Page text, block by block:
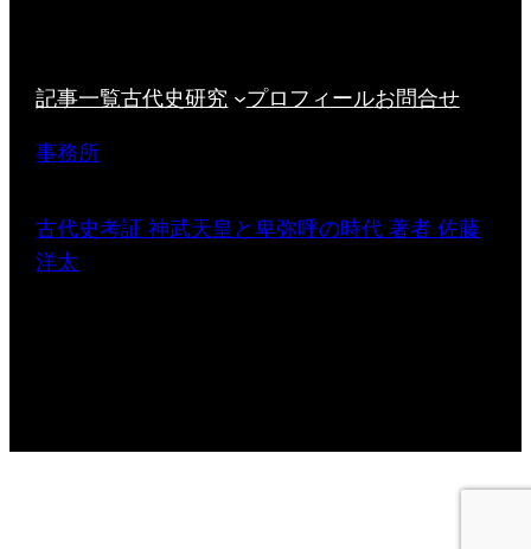
記事一覧古代史研究 プロフィールお問合せ
事務所
古代史考証 神武天皇と卑弥呼の時代 著者 佐藤
洋太